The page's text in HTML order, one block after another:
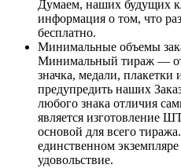
Думаем, наших будущих
информация о том, что
бесплатно.
Минимальные объемы
Минимальный тираж —
значка, медали, плакетки
предупредить наших
любого знака отличия
является
основой для всего
единственном
удовольствие.